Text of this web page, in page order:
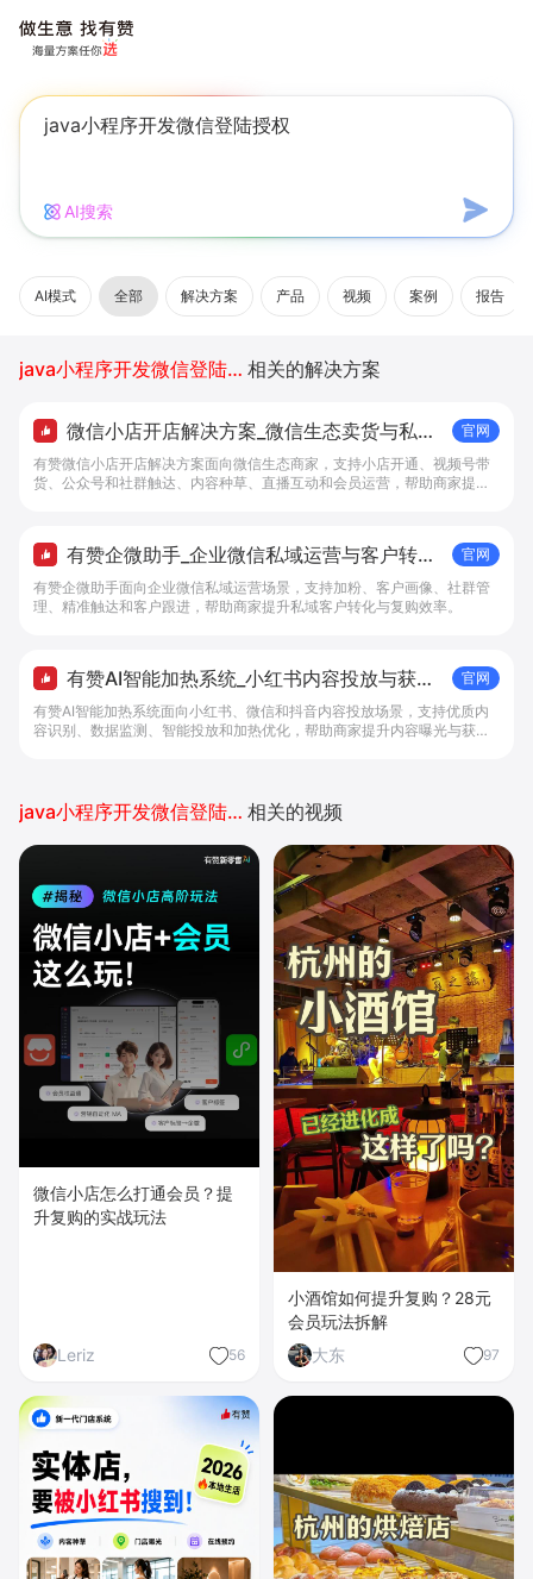
AI搜索
AI模式 全部 解决方案 产品 视频 案例 报告
java小程序开发微信登陆授权 相关的解决方案
微信小店开店解决方案_微信生态卖货与私域
经营 - 做生意, 找有赞
官网
有赞微信小店开店解决方案面向微信生态商家，支持小店开通、视频号带
货、公众号和社群触达、内容种草、直播互动和会员运营，帮助商家提升
有赞企微助手_企业微信私域运营与客户转化
工具 - 做生意, 找有赞
官网
有赞企微助手面向企业微信私域运营场景，支持加粉、客户画像、社群管
理、精准触达和客户跟进，帮助商家提升私域客户转化与复购效率。
有赞AI智能加热系统_小红书内容投放与获客
提效解决方案 - 做生意, 找有赞
官网
有赞AI智能加热系统面向小红书、微信和抖音内容投放场景，支持优质内
容识别、数据监测、智能投放和加热优化，帮助商家提升内容曝光与获客
java小程序开发微信登陆授权 相关的视频
微信小店怎么打通会员？提
升复购的实战玩法
Leriz 56
小酒馆如何提升复购？28元
会员玩法拆解
大东
97